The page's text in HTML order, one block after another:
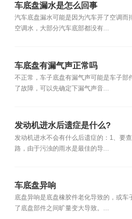
车底盘漏水是怎么回事
汽车底盘漏水可能是因为汽车开了空调而
空调水，大部分汽车底部都没有...
车底盘有漏气声正常吗
不正常，车子底盘有漏气声可能是车子部
了故障，可以先确定下漏气声音...
发动机进水后遗症是什么?
发动机进水不会有什么后遗症的：1、要
路，由于污浊的雨水是最佳的导...
车底盘异响
底盘异响是底盘橡胶件老化导致的，或车
了底盘部件之间旷量变大导致。...